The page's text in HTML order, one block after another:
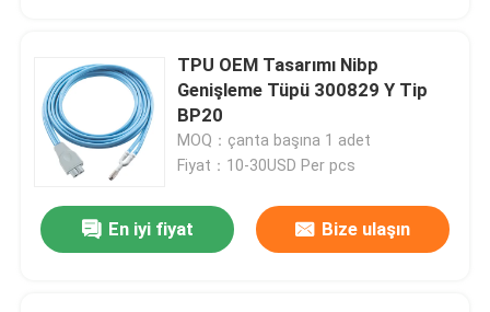
Ürünler
Hakkımızda
Fabrika turu
TPU OEM Tasarımı Nibp
Genişleme Tüpü 300829 Y Tip
BP20
MOQ：çanta başına 1 adet
Fiyat：10-30USD Per pcs
En iyi fiyat Bize ulaşın